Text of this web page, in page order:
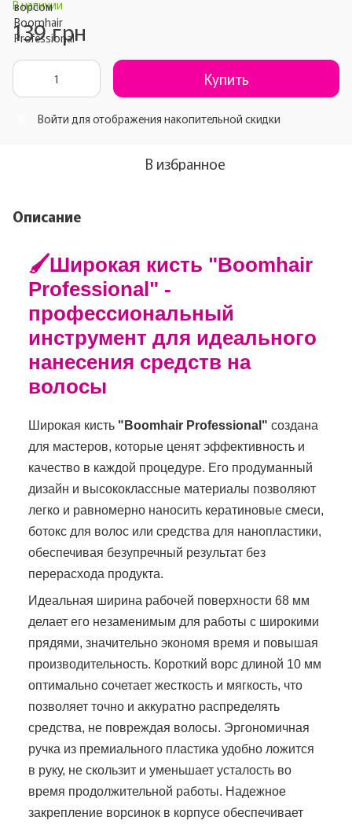
В наличии
139 грн
Купить
Войти для отображения накопительной скидки
В избранное
Описание
🖌️Широкая кисть "Boomhair
Professional" -
профессиональный
инструмент для идеального
нанесения средств на
волосы
Широкая кисть "Boomhair Professional" создана
для мастеров, которые ценят эффективность и
качество в каждой процедуре. Его продуманный
дизайн и высококлассные материалы позволяют
легко и равномерно наносить кератиновые смеси,
ботокс для волос или средства для нанопластики,
обеспечивая безупречный результат без
перерасхода продукта.
Идеальная ширина рабочей поверхности 68 мм
делает его незаменимым для работы с широкими
прядями, значительно экономя время и повышая
производительность. Короткий ворс длиной 10 мм
оптимально сочетает жесткость и мягкость, что
позволяет точно и аккуратно распределять
средства, не повреждая волосы. Эргономичная
ручка из премиального пластика удобно ложится
в руку, не скользит и уменьшает усталость во
время продолжительной работы. Надежное
закрепление ворсинок в корпусе обеспечивает